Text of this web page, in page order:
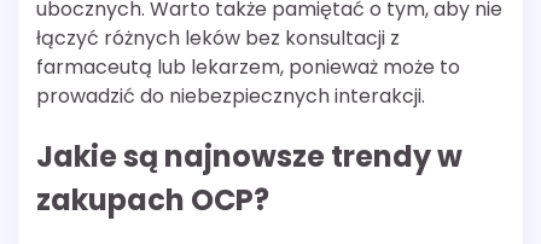
ubocznych. Warto także pamiętać o tym, aby nie
łączyć różnych leków bez konsultacji z
farmaceutą lub lekarzem, ponieważ może to
prowadzić do niebezpiecznych interakcji.
Jakie są najnowsze trendy w
zakupach OCP?